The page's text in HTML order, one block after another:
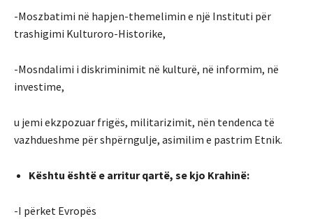
-Moszbatimi në hapjen-themelimin e një Instituti për
trashigimi Kulturoro-Historike,
-Mosndalimi i diskriminimit në kulturë, në informim, në
investime,
u jemi ekzpozuar frigës, militarizimit, nën tendenca të
vazhdueshme për shpërngulje, asimilim e pastrim Etnik.
Kështu është e arritur qartë, se kjo Krahinë:
-I përket Evropës